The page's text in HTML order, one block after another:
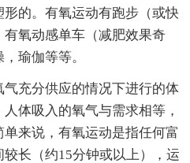
的。有氧运动有跑步（或快
氧动感单车（减肥效果奇
瑜伽等等。
充分供应的情况下进行的体
体吸入的氧气与需求相等，
来说，有氧运动是指任何富
长（约15分钟或以上），运